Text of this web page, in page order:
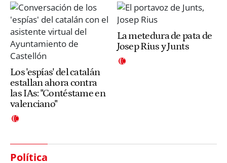
Los 'espías' del catalán
estallan ahora contra
las IAs: "Contéstame en
valenciano"
La metedura de pata de
Josep Rius y Junts
Política